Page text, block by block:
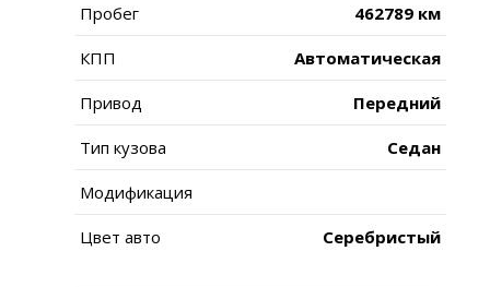
Пробег 462789 км
КПП Автоматическая
Привод Передний
Тип кузова Седан
Модификация
Цвет авто Серебристый